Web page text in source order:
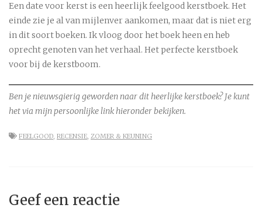
Een date voor kerst is een heerlijk feelgood kerstboek. Het
einde zie je al van mijlenver aankomen, maar dat is niet erg
in dit soort boeken. Ik vloog door het boek heen en heb
oprecht genoten van het verhaal. Het perfecte kerstboek
voor bij de kerstboom.
Ben je nieuwsgierig geworden naar dit heerlijke kerstboek? Je kunt
het via mijn persoonlijke link hieronder bekijken.
FEELGOOD, RECENSIE, ZOMER & KEUNING
Geef een reactie